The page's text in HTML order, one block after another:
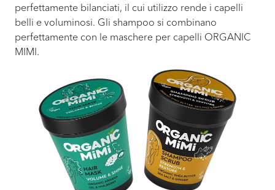
perfettamente bilanciati, il cui utilizzo rende i capelli
belli e voluminosi. Gli shampoo si combinano
perfettamente con le maschere per capelli ORGANIC
MIMI.